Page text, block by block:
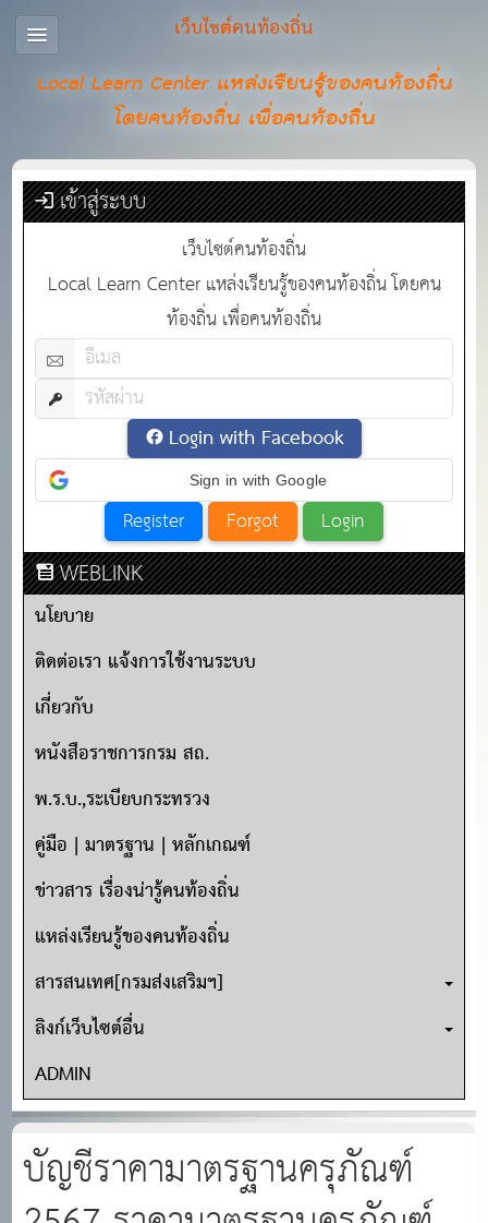
เว็บไซต์คนท้องถิ่น
Local Learn Center แหล่งเรียนรู้ของคนท้องถิ่น
โดยคนท้องถิ่น เพื่อคนท้องถิ่น
เข้าสู่ระบบ
เว็บไซต์คนท้องถิ่น
Local Learn Center แหล่งเรียนรู้ของคนท้องถิ่น โดยคน
ท้องถิ่น เพื่อคนท้องถิ่น
Login with Facebook
Sign in with Google
WEBLINK
นโยบาย
ติดต่อเรา แจ้งการใช้งานระบบ
เกี่ยวกับ
หนังสือราชการกรม สถ.
พ.ร.บ.,ระเบียบกระทรวง
คู่มือ | มาตรฐาน | หลักเกณฑ์
ข่าวสาร เรื่องน่ารู้คนท้องถิ่น
แหล่งเรียนรู้ของคนท้องถิ่น
สารสนเทศ[กรมส่งเสริมฯ]
ลิงก์เว็บไซต์อื่น
ADMIN
บัญชีราคามาตรฐานครุภัณฑ์